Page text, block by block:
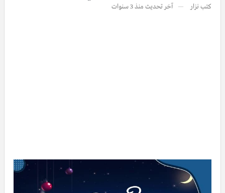
كتب نزار آخر تحديث منذ 3 سنوات